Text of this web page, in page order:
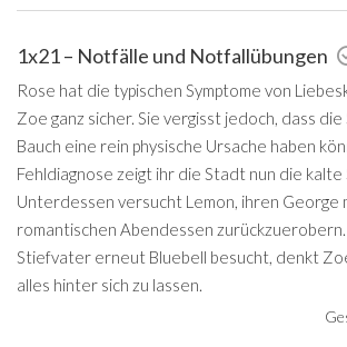
1x21 – Notfälle und Notfallübungen
Rose hat die typischen Symptome von
Zoe ganz sicher. Sie vergisst jedoch, dass die
Bauch eine rein physische Ursache haben
Fehldiagnose zeigt ihr die Stadt nun die kalte
Unterdessen versucht Lemon, ihren George
romantischen Abendessen
Stiefvater erneut Bluebell besucht, denkt
alles hinter sich zu lassen.